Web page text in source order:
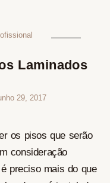
Laminados
29, 2017
os pisos que serão
consideração
preciso mais do que